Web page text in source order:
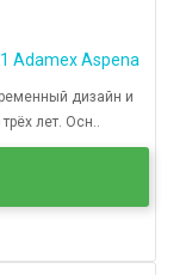
Adamex Aspena
дизайн и
лет. Осн..